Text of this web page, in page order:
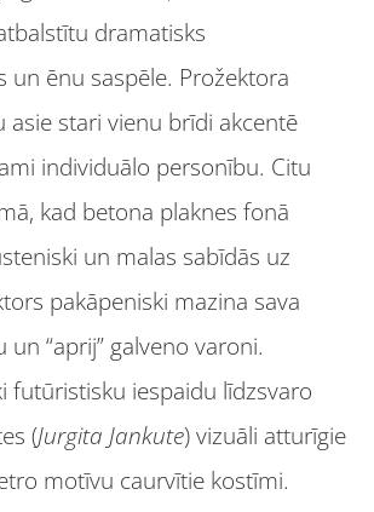
dramatisks
un ēnu saspēle. Prožektora
asie stari vienu brīdi akcentē
individuālo personību. Citu
kad betona plaknes fonā
un malas sabīdās uz
pakāpeniski mazina sava
“aprij” galveno varoni.
futūristisku iespaidu līdzsvaro
(Jurgita Jankute) vizuāli atturīgie
motīvu caurvītie kostīmi.